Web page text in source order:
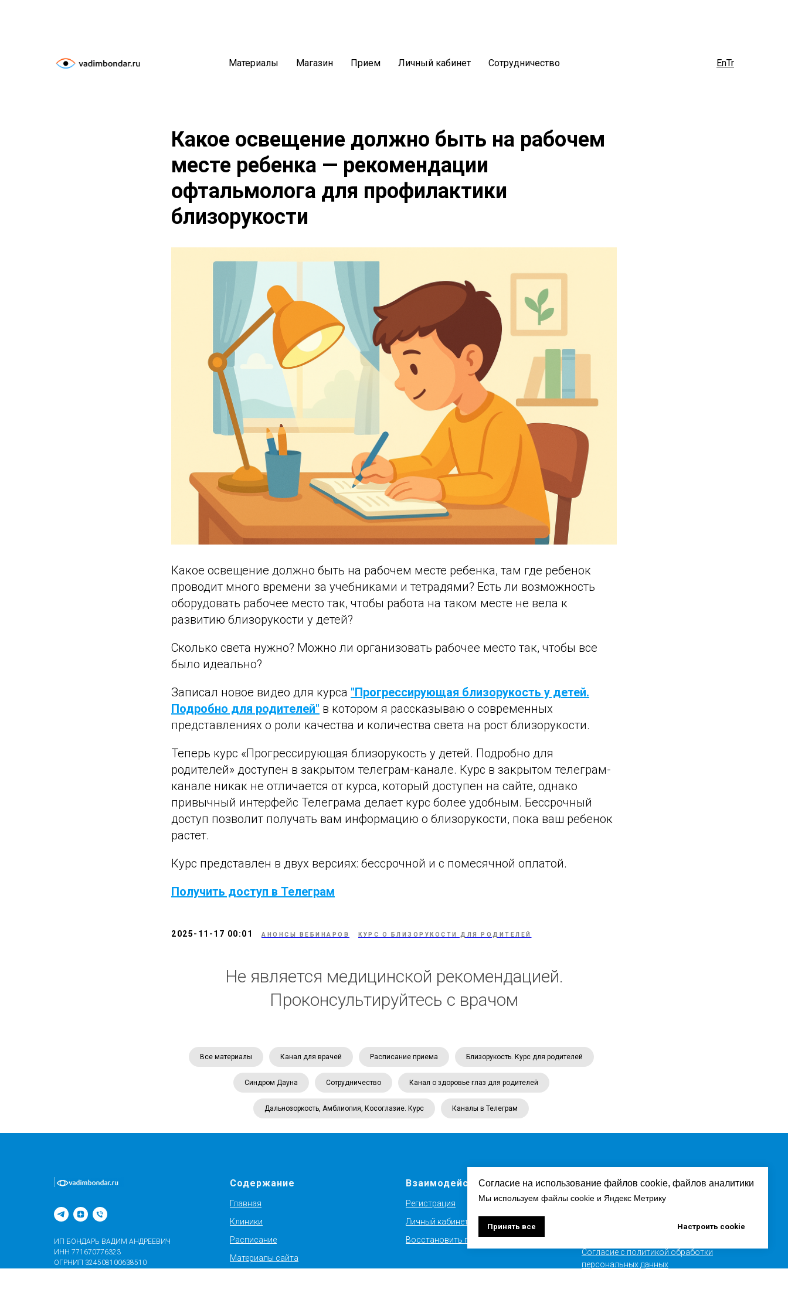
Материалы Магазин Прием Личный кабинет Сотрудничество EnTr
Какое освещение должно быть на рабочем
месте ребенка — рекомендации
офтальмолога для профилактики
близорукости
Какое освещение должно быть на рабочем месте ребенка, там где ребенок
проводит много времени за учебниками и тетрадями? Есть ли возможность
оборудовать рабочее место так, чтобы работа на таком месте не вела к
развитию близорукости у детей?
Сколько света нужно? Можно ли организовать рабочее место так, чтобы все
было идеально?
Записал новое видео для курса "Прогрессирующая близорукость у детей.
Подробно для родителей" в котором я рассказываю о современных
представлениях о роли качества и количества света на рост близорукости.
Теперь курс «Прогрессирующая близорукость у детей. Подробно для
родителей» доступен в закрытом телеграм-канале. Курс в закрытом телеграм-
канале никак не отличается от курса, который доступен на сайте, однако
привычный интерфейс Телеграма делает курс более удобным. Бессрочный
доступ позволит получать вам информацию о близорукости, пока ваш ребенок
растет.
Курс представлен в двух версиях: бессрочной и с помесячной оплатой.
Получить доступ в Телеграм
2025-11-17 00:01 АНОНСЫ ВЕБИНАРОВ КУРС О БЛИЗОРУКОСТИ ДЛЯ РОДИТЕЛЕЙ
Не является медицинской рекомендацией.
Проконсультируйтесь с врачом
Все материалы Канал для врачей Расписание приема Близорукость. Курс для родителей
Синдром Дауна Сотрудничество Канал о здоровье глаз для родителей
Дальнозоркость, Амблиопия, Косоглазие. Курс Каналы в Телеграм
Согласие на использование файлов cookie, файлов аналитики
Мы используем файлы cookie и Яндекс Метрику
Принять все Настроить cookie
ИП БОНДАРЬ ВАДИМ АНДРЕЕВИЧ
ИНН 771670776323
ОГРНИП 324508100638510
Содержание
Главная
Клиники
Расписание
Материалы сайта
Взаимодействие
Регистрация
Личный кабинет
Восстановить пароль
Посетителям сайта
Публичная оферта
Согласие с политикой обработки
персональных данных